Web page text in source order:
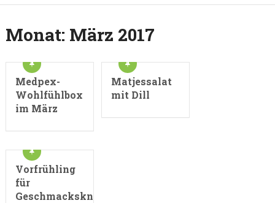
Monat: März 2017
Medpex-
Wohlfühlbox
im März
Matjessalat
mit Dill
Vorfrühling
für
Geschmacksknospen